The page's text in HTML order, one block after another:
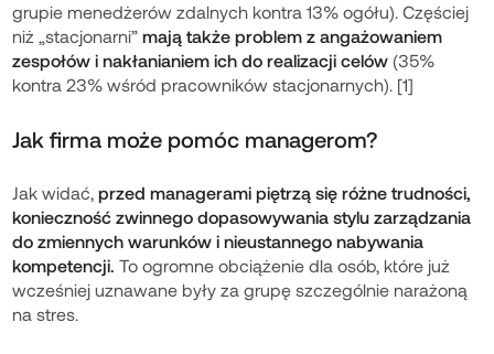
grupie menedżerów zdalnych kontra 13% ogółu). Częściej
niż „stacjonarni”mają także problem z angażowaniem
zespołów i nakłanianiem ich do realizacji celów (35%
kontra 23% wśród pracowników stacjonarnych). [1]
Jak firma może pomóc managerom?
Jak widać,przed managerami piętrzą się różne trudności,
konieczność zwinnego dopasowywania stylu zarządzania
do zmiennych warunków i nieustannego nabywania
kompetencji.To ogromne obciążenie dla osób, które już
wcześniej uznawane były za grupę szczególnie narażoną
na stres.